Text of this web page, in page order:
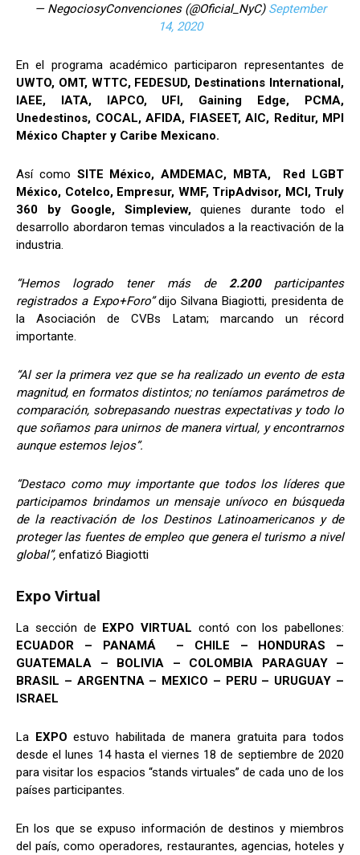
— NegociosyConvenciones (@Oficial_NyC) September
14, 2020
En el programa académico participaron representantes de
UWTO, OMT, WTTC, FEDESUD, Destinations International,
IAEE, IATA, IAPCO, UFI, Gaining Edge, PCMA,
Unedestinos, COCAL, AFIDA, FIASEET, AIC, Reditur, MPI
México Chapter y Caribe Mexicano.
Así como SITE México, AMDEMAC, MBTA, Red LGBT
México, Cotelco, Empresur, WMF, TripAdvisor, MCI, Truly
360 by Google, Simpleview,quienes durante todo el
desarrollo abordaron temas vinculados a la reactivación de la
industria.
“Hemos logrado tener más de 2.200participantes
registrados a Expo+Foro”dijo Silvana Biagiotti, presidenta de
la Asociación de CVBs Latam; marcando un récord
importante.
“Al ser la primera vez que se ha realizado un evento de esta
magnitud, en formatos distintos; no teníamos parámetros de
comparación, sobrepasando nuestras expectativas y todo lo
que soñamos para unirnos de manera virtual, y encontrarnos
aunque estemos lejos”.
“Destaco como muy importante que todos los líderes que
participamos brindamos un mensaje unívoco en búsqueda
de la reactivación de los Destinos Latinoamericanos y de
proteger las fuentes de empleo que genera el turismo a nivel
global”, enfatizó Biagiotti
Expo Virtual
La sección de EXPO VIRTUAL contó con los pabellones:
ECUADOR – PANAMÁ – CHILE – HONDURAS –
GUATEMALA – BOLIVIA – COLOMBIA PARAGUAY –
BRASIL – ARGENTNA – MEXICO – PERU – URUGUAY –
ISRAEL
La EXPO estuvo habilitada de manera gratuita para todos
desde el lunes 14 hasta el viernes 18 de septiembre de 2020
para visitar los espacios “stands virtuales” de cada uno de los
países participantes.
En los que se expuso información de destinos y miembros
del país, como operadores, restaurantes, agencias, hoteles y